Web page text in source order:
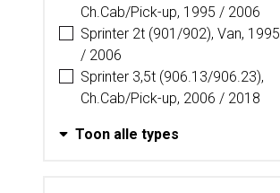
Ch.Cab/Pick-up, 1995 / 2006
Sprinter 2t (901/902), Van, 1995
/ 2006
Sprinter 3,5t (906.13/906.23),
Ch.Cab/Pick-up, 2006 / 2018
Toon alle types